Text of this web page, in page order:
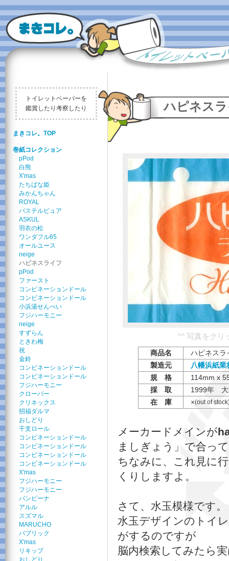
トイレットペーパーを
鑑賞したり考察したり
まきコレ。TOP
巻紙コレクション
pPod
白熊
X'mas
たちばな姫
みかんちゃん
ROYAL
パステルピュア
ASKUL
羽衣の松
ワンダフル65
オールユース
neige
ハピネスライフ
pPod
ファースト
コンビネーションドール
コンビネーションドール
小浜湯せんぺい
フジハーモニー
neige
すずらん
ときわ梅
祝
金鈴
コンビネーションドール
コンビネーションドール
フジハーモニー
クローバー
クリネックス
招福ダルマ
おしどり
干支ロール
コンビネーションドール
コンビネーションドール
コンビネーションドール
コンビネーションドール
X'mas
フジハーモニー
フジハーモニー
バンビーナ
アルル
スズマル
MARUCHO
パブリック
X'mas
リキップ
おしどり
ハピネス
^^ 写真をクリ
商品名
ハピネスラ
製造元
八幡浜紙業
規 格
114mm x
採 取
1999年 大
在 庫
×(out of
メーカードメインが
ましぎょう」で合っ
ちなみに、これ見に
くりしますよ。
さて、水玉模様です。
水玉デザインのトイ
がするのですが
脳内検索してみたら